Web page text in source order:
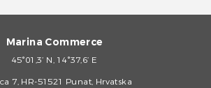
Marina Commerce
45°01,3’ N, 14°37,6’ E
7, HR-51521 Punat, Hrvatska